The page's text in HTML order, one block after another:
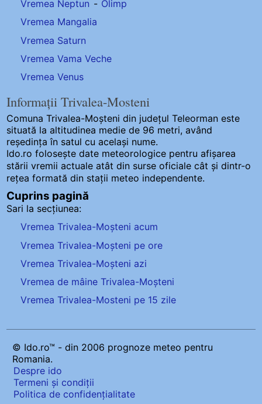
Vremea Neptun - Olimp
Vremea Mangalia
Vremea Saturn
Vremea Vama Veche
Vremea Venus
Informații Trivalea-Mosteni
Comuna Trivalea-Moșteni din județul Teleorman este
situată la altitudinea medie de 96 metri, având
reședința în satul cu același nume.
Ido.ro folosește date meteorologice pentru afișarea
stării vremii actuale atât din surse oficiale cât și dintr-o
rețea formată din stații meteo independente.
Cuprins pagină
Sari la secțiunea:
Vremea Trivalea-Moșteni acum
Vremea Trivalea-Moșteni pe ore
Vremea Trivalea-Moșteni azi
Vremea de mâine Trivalea-Moșteni
Vremea Trivalea-Mosteni pe 15 zile
© Ido.ro™ - din 2006 prognoze meteo pentru
Romania.
Despre ido
Termeni și condiții
Politica de confidențialitate